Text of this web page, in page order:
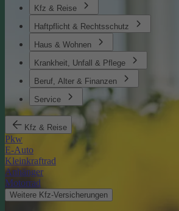
Kfz & Reise
Haftpflicht & Rechtsschutz
Haus & Wohnen
Krankheit, Unfall & Pflege
Beruf, Alter & Finanzen
Service
Kfz & Reise
Pkw
E-Auto
Kleinkraftrad
Anhänger
Motorrad
Weitere Kfz-Versicherungen